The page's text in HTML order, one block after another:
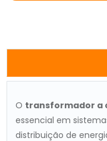
O transformador a
essencial em
distribuição de